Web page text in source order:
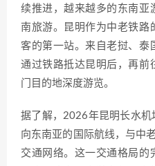
续推进，越来越多的东南亚
南旅游。昆明作为中老铁路
客的第一站。来自老挝、泰
通过铁路抵达昆明后，再前
门目的地深度游览。
据了解，2026年昆明长水
向东南亚的国际航线，与中
交通网络。这一交通格局的